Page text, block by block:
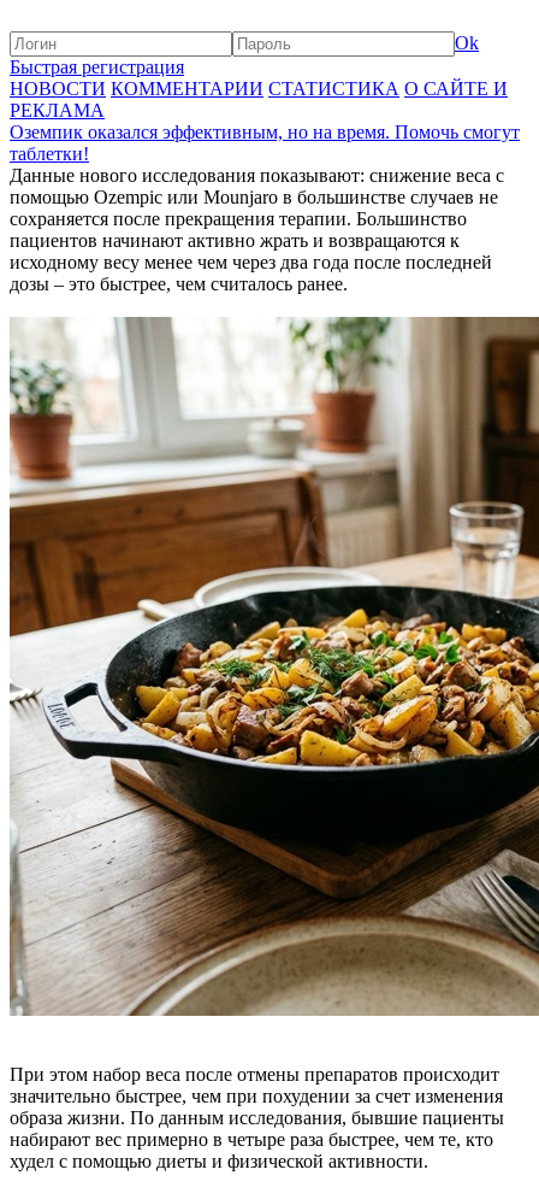
Ok
Быстрая регистрация
НОВОСТИ КОММЕНТАРИИ СТАТИСТИКА О САЙТЕ И
РЕКЛАМА
Оземпик оказался эффективным, но на время. Помочь смогут
таблетки!
Данные нового исследования показывают: снижение веса с
помощью Ozempic или Mounjaro в большинстве случаев не
сохраняется после прекращения терапии. Большинство
пациентов начинают активно жрать и возвращаются к
исходному весу менее чем через два года после последней
дозы – это быстрее, чем считалось ранее.
При этом набор веса после отмены препаратов происходит
значительно быстрее, чем при похудении за счет изменения
образа жизни. По данным исследования, бывшие пациенты
набирают вес примерно в четыре раза быстрее, чем те, кто
худел с помощью диеты и физической активности.